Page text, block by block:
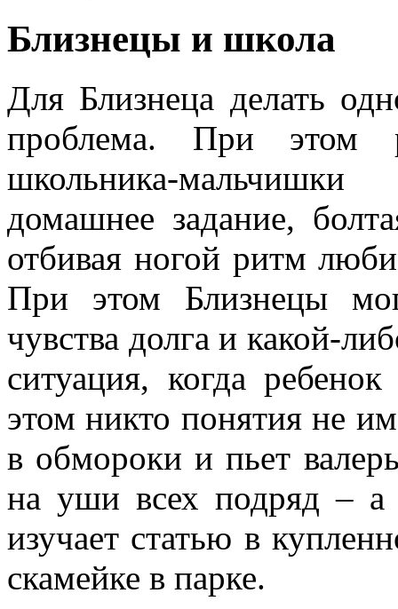
Близнецы и школа
Для Близнеца делать
проблема. При этом
школьника-
домашнее задание,
отбивая ногой ритм
При этом Близнецы
чувства долга и какой-
ситуация, когда
этом никто понятия не
в обмороки и пьет
на уши всех подряд – а
изучает статью в
скамейке в парке.